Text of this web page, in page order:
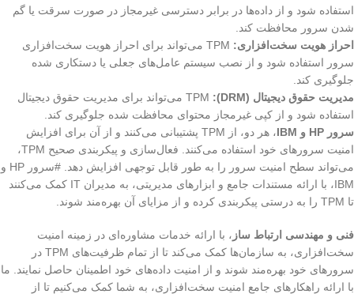
استفاده شود و از داده‌ها در برابر دسترسی غیرمجاز در صورت سرقت یا گم
شدن سرور محافظت کند.
احراز هویت سخت‌افزاری:
TPM می‌تواند برای احراز هویت سخت‌افزاری
سرور استفاده شود و از نصب سیستم عامل‌های جعلی یا دستکاری شده
جلوگیری کند.
مدیریت حقوق دیجیتال (DRM):
TPM می‌تواند برای مدیریت حقوق دیجیتال
استفاده شود و از کپی غیرمجاز محتوای محافظت شده جلوگیری کند.
سرور HP و IBM
، هر دو، از TPM پشتیبانی می‌کنند و از آن برای افزایش
امنیت سرورهای خود استفاده می‌کنند. فعال‌سازی و پیکربندی صحیح TPM،
می‌تواند سطح امنیت سرور را به طور قابل توجهی افزایش دهد. #سرور HP و
IBM، با ارائه مستندات جامع و ابزارهای مدیریتی، به مدیران IT کمک می‌کنند
تا TPM را به درستی پیکربندی کرده و از مزایای آن بهره‌مند شوند.
فنی و مهندسی ارتباط ساز ، با ارائه خدمات مشاوره‌ای در زمینه امنیت
سخت‌افزاری، به سازمان‌ها کمک می‌کند تا از تمام ظرفیت‌های TPM در
سرورهای خود بهره‌مند شوند و از امنیت داده‌های خود اطمینان حاصل نمایند. ما
با ارائه راهکارهای جامع امنیت سخت‌افزاری، به شما کمک می‌کنیم تا از